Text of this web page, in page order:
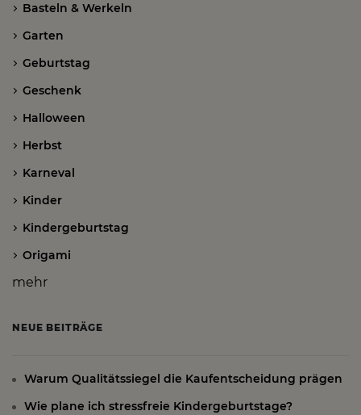
Basteln & Werkeln
Garten
Geburtstag
Geschenk
Halloween
Herbst
Karneval
Kinder
Kindergeburtstag
Origami
mehr
NEUE BEITRÄGE
Warum Qualitätssiegel die Kaufentscheidung prägen
Wie plane ich stressfreie Kindergeburtstage?